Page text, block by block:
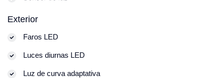
Exterior
Faros LED
Luces diurnas LED
Luz de curva adaptativa